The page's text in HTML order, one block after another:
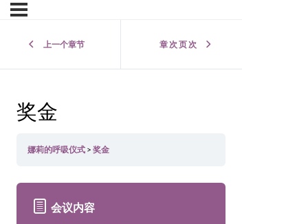
上一个章节 章 次 页 次
奖金
娜莉的呼吸仪式 奖金
会议内容